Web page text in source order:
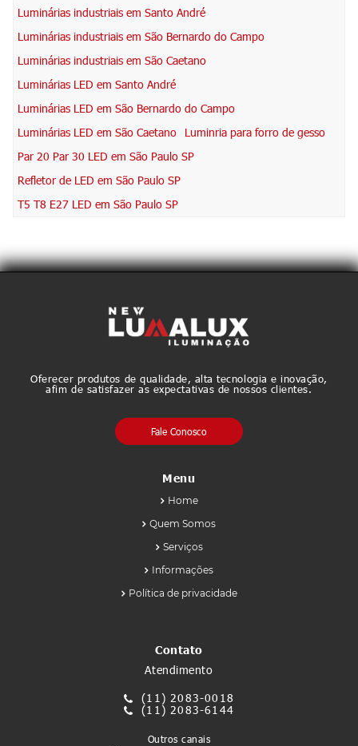
Luminárias industriais em Santo André
Luminárias industriais em São Bernardo do Campo
Luminárias industriais em São Caetano
Luminárias LED em Santo André
Luminárias LED em São Bernardo do Campo
Luminárias LED em São Caetano
Luminria para forro de gesso
Par 20 Par 30 LED em São Paulo SP
Refletor de LED em São Paulo SP
T5 T8 E27 LED em São Paulo SP
Oferecer produtos de qualidade, alta tecnologia e inovação,
afim de satisfazer as expectativas de nossos clientes.
Fale Conosco
Menu
Home
Quem Somos
Serviços
Informações
Política de privacidade
Contato
Atendimento
(11) 2083-0018
(11) 2083-6144
Outros canais